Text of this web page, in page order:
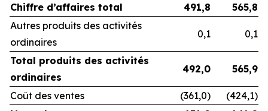
Chiffre d’affaires total 491,8
565,8
Autres produits des activités
ordinaires
0,1 0,1
Total produits des activités
ordinaires
492,0 565,9
Coût des ventes (361,0)
(424,1)